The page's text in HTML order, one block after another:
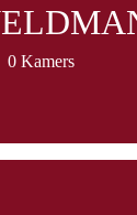
0 Kamers